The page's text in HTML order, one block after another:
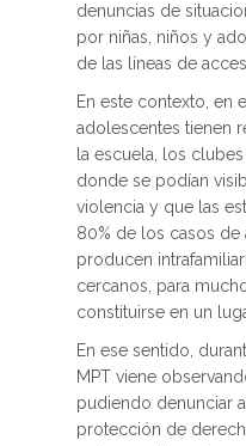
denuncias de
por niñas, niños y
de las líneas de
En este contexto, en
adolescentes tienen
la escuela, los
donde se podían
violencia y que las
80% de los casos de
producen
cercanos, para
constituirse en un
En ese sentido,
MPT viene
pudiendo denunciar
protección de